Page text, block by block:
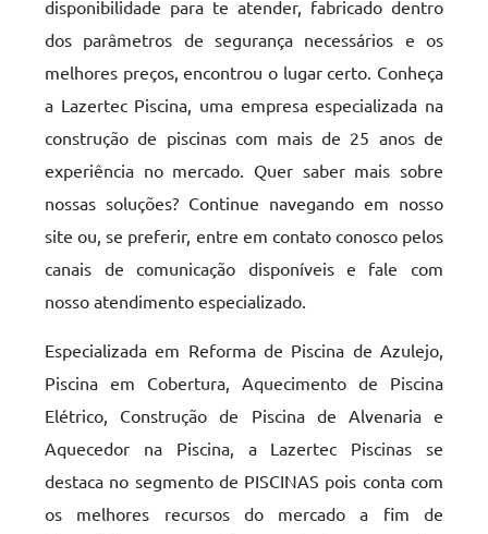
disponibilidade para te atender, fabricado dentro
dos parâmetros de segurança necessários e os
melhores preços, encontrou o lugar certo. Conheça
a Lazertec Piscina, uma empresa especializada na
construção de piscinas com mais de 25 anos de
experiência no mercado. Quer saber mais sobre
nossas soluções? Continue navegando em nosso
site ou, se preferir, entre em contato conosco pelos
canais de comunicação disponíveis e fale com
nosso atendimento especializado.
Especializada em Reforma de Piscina de Azulejo,
Piscina em Cobertura, Aquecimento de Piscina
Elétrico, Construção de Piscina de Alvenaria e
Aquecedor na Piscina, a Lazertec Piscinas se
destaca no segmento de PISCINAS pois conta com
os melhores recursos do mercado a fim de